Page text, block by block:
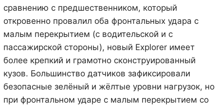
сравнению с предшественником, который
откровенно провалил оба фронтальных удара с
малым перекрытием (с водительской и с
пассажирской стороны), новый Explorer имеет
более крепкий и грамотно сконструированный
кузов. Большинство датчиков зафиксировали
безопасные зелёный и жёлтые уровни нагрузок, но
при фронтальном ударе с малым перекрытием со